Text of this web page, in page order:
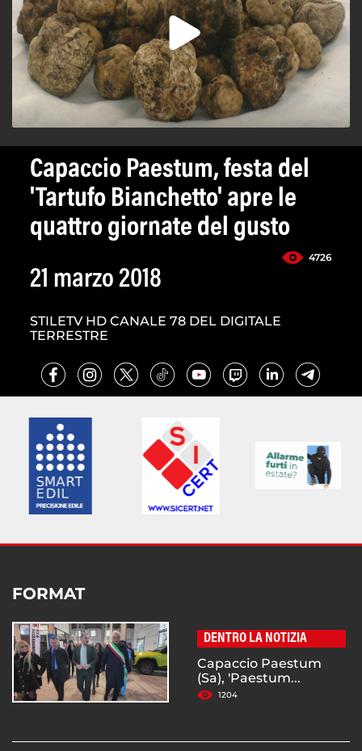
Capaccio Paestum, festa del
'Tartufo Bianchetto' apre le
quattro giornate del gusto
4726
21 marzo 2018
STILETV HD CANALE 78 DEL DIGITALE
TERRESTRE
FORMAT
DENTRO LA NOTIZIA
Capaccio Paestum
(Sa), 'Paestum...
1204